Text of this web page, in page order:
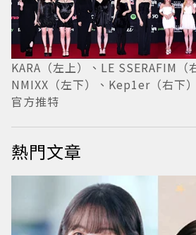
KARA（左上）、LE SSERAFIM（
NMIXX（左下）、Kep1er（右下
官方推特
熱門文章